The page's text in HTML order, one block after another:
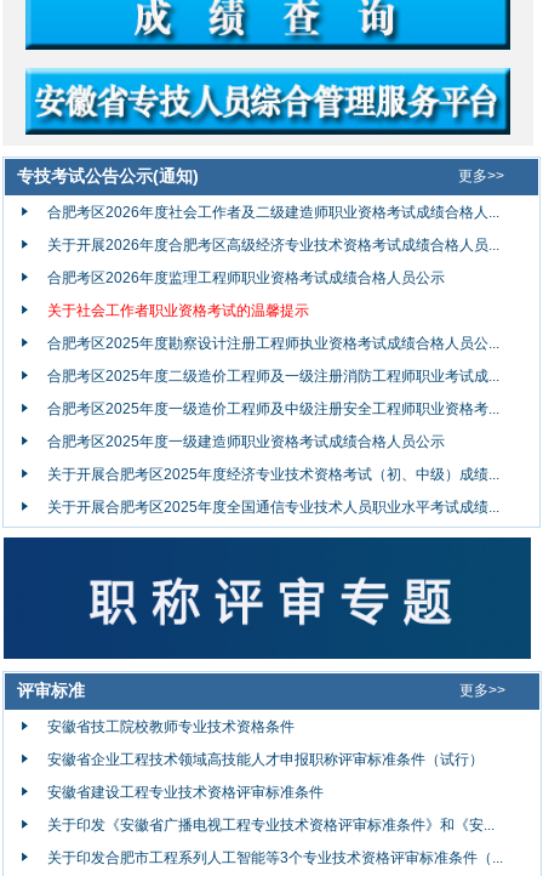
专技考试公告公示(通知) 更多>>
合肥考区2026年度社会工作者及二级建造师职业资格考试成绩合格人...
关于开展2026年度合肥考区高级经济专业技术资格考试成绩合格人员...
合肥考区2026年度监理工程师职业资格考试成绩合格人员公示
关于社会工作者职业资格考试的温馨提示
合肥考区2025年度勘察设计注册工程师执业资格考试成绩合格人员公...
合肥考区2025年度二级造价工程师及一级注册消防工程师职业考试成...
合肥考区2025年度一级造价工程师及中级注册安全工程师职业资格考...
合肥考区2025年度一级建造师职业资格考试成绩合格人员公示
关于开展合肥考区2025年度经济专业技术资格考试（初、中级）成绩...
关于开展合肥考区2025年度全国通信专业技术人员职业水平考试成绩...
评审标准 更多>>
安徽省技工院校教师专业技术资格条件
安徽省企业工程技术领域高技能人才申报职称评审标准条件（试行）
安徽省建设工程专业技术资格评审标准条件
关于印发《安徽省广播电视工程专业技术资格评审标准条件》和《安...
关于印发合肥市工程系列人工智能等3个专业技术资格评审标准条件（...